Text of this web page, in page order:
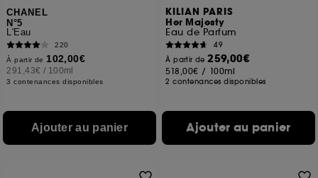
CHANEL
N°5
L'Eau
220
À partir de 102,00€
291,43€ / 100ml
3 contenances disponibles
Ajouter au panier
KILIAN PARIS
Her Majesty
Eau de Parfum
49
À partir de259,00€
518,00€ / 100ml
2 contenances disponibles
Ajouter au panier